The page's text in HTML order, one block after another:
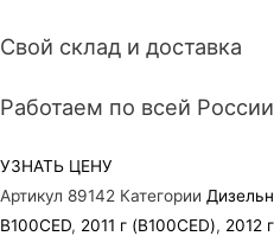
Свой склад и доставка
Работаем по всей России
УЗНАТЬ ЦЕНУ
Артикул 89142 Категории
B100CED, 2011 г (B100CED), 2012